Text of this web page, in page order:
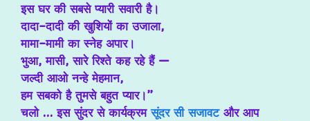
इस घर की सबसे प्यारी सवारी है।
दादा-दादी की खुशियों का उजाला,
मामा-मामी का स्नेह अपार।
भुआ, मासी, सारे रिश्ते कह रहे हैं —
जल्दी आओ नन्हे मेहमान,
हम सबको है तुमसे बहुत प्यार।”
चलो … इस सुंदर से कार्यक्रमसूंदर सी सजावटऔर आप